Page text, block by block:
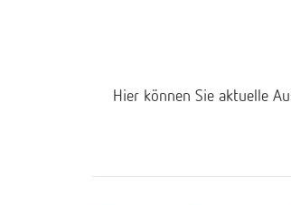
Hier können Sie aktuelle